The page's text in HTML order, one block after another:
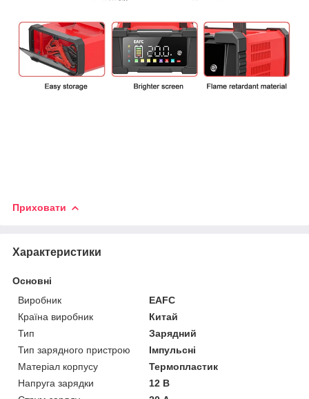
Приховати
Характеристики
Основні
Виробник
EAFC
Країна виробник
Китай
Тип
Зарядний
Тип зарядного пристрою
Імпульсні
Матеріал корпусу
Термопластик
Напруга зарядки
12 В